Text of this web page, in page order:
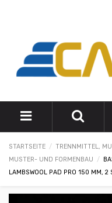
STARTSEITE
TRENNMITTEL,
MUSTER- UND FORMENBAU
LAMBSWOOL PAD PRO 150 MM, 2